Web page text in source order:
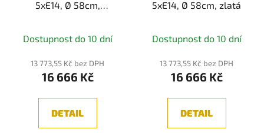
5xE14, Ø 58cm,
Dostupnost do 10 dní
13 773,55 Kč bez DPH
16 666 Kč
DETAIL
5xE14, Ø 58cm, zlatá
Dostupnost do 10 dní
13 773,55 Kč bez DPH
16 666 Kč
DETAIL